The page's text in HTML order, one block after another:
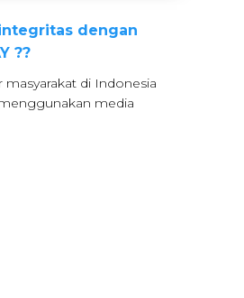
dengan
??
di Indonesia
media